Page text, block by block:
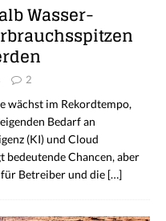
Wasser-
2
wächst im Rekordtempo,
Bedarf an
(KI) und Cloud
bedeutende Chancen, aber
Betreiber und die […]